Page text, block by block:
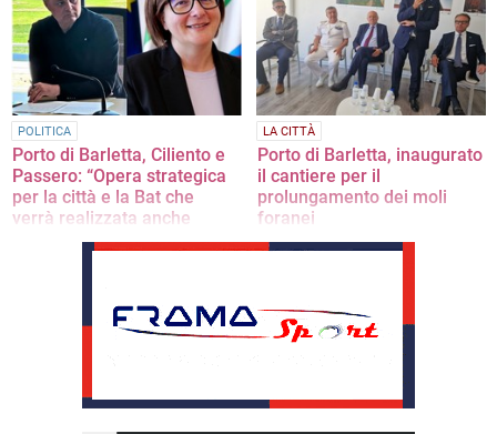
nuova fase per lo scalo barlettano»
POLITICA
Porto di Barletta, Ciliento e
Passero: “Opera strategica
per la città e la Bat che
verrà realizzata anche
grazie a stanziamenti voluti
LA CITTÀ
Porto di Barletta, inaugurato
il cantiere per il
prolungamento dei moli
foranei
L'appuntamento di questa mattina